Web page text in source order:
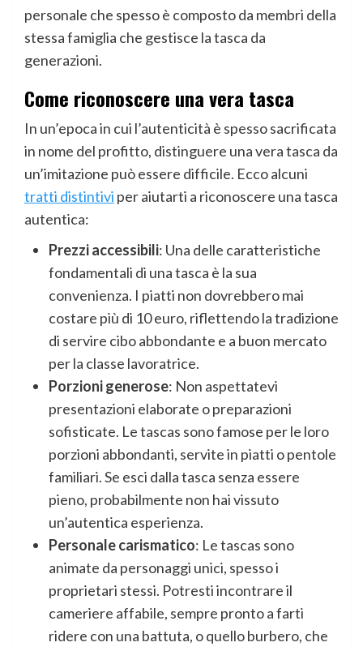
personale che spesso è composto da membri della
stessa famiglia che gestisce la tasca da
generazioni.
Come riconoscere una vera tasca
In un’epoca in cui l’autenticità è spesso sacrificata
in nome del profitto, distinguere una vera tasca da
un’imitazione può essere difficile. Ecco alcuni
tratti distintivi per aiutarti a riconoscere una tasca
autentica:
Prezzi accessibili: Una delle caratteristiche
fondamentali di una tasca è la sua
convenienza. I piatti non dovrebbero mai
costare più di 10 euro, riflettendo la tradizione
di servire cibo abbondante e a buon mercato
per la classe lavoratrice.
Porzioni generose: Non aspettatevi
presentazioni elaborate o preparazioni
sofisticate. Le tascas sono famose per le loro
porzioni abbondanti, servite in piatti o pentole
familiari. Se esci dalla tasca senza essere
pieno, probabilmente non hai vissuto
un’autentica esperienza.
Personale carismatico: Le tascas sono
animate da personaggi unici, spesso i
proprietari stessi. Potresti incontrare il
cameriere affabile, sempre pronto a farti
ridere con una battuta, o quello burbero, che